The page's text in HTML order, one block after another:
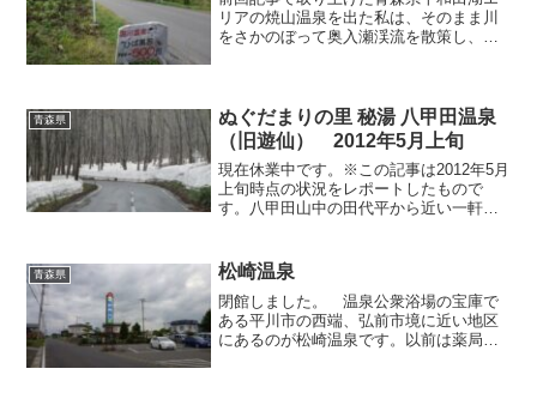
リアの焼山温泉を出た私は、そのまま川
をさかのぼって奥入瀬渓流を散策し、さ
りました。十和田湖か...
青森県
ぬぐだまりの里 秘湯 八甲田温泉
（旧遊仙） 2012年5月上旬
現在休業中です。※この記事は2012年5月
上旬時点の状況をレポートしたもので
す。八甲田山中の田代平から近い一軒宿
ぁ、またしても貴重な温泉宿が消えてし
まうのか…」と落...
青森県 松崎温泉
閉館しました。 温泉公衆浴場の宝庫で
ある平川市の西端、弘前市境に近い地区
にあるのが松崎温泉です。以前は薬局を